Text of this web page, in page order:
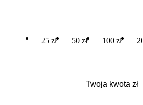
25 zł 50 zł 100 zł